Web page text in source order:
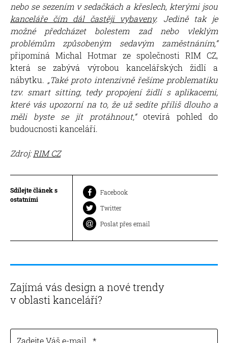
nebo se sezením v sedačkách a křeslech, kterými jsou
kanceláře čím dál častěji vybaveny. Jedině tak je
možné předcházet bolestem zad nebo vleklým
problémům způsobeným sedavým zaměstnáním,“
připomíná Michal Hotmar ze společnosti RIM CZ,
která se zabývá výrobou kancelářských židlí a
nábytku. „Také proto intenzivně řešíme problematiku
tzv. smart sitting, tedy propojení židlí s aplikacemi,
které vás upozorní na to, že už sedíte příliš dlouho a
měli byste se jít protáhnout,“ otevírá pohled do
budoucnosti kanceláří.
Zdroj: RIM CZ
Sdílejte článek s
ostatními
Facebook
Twitter
Poslat přes email
Zajímá vás design a nové trendy
v oblasti kanceláří?
Zadejte Váš e-mail...